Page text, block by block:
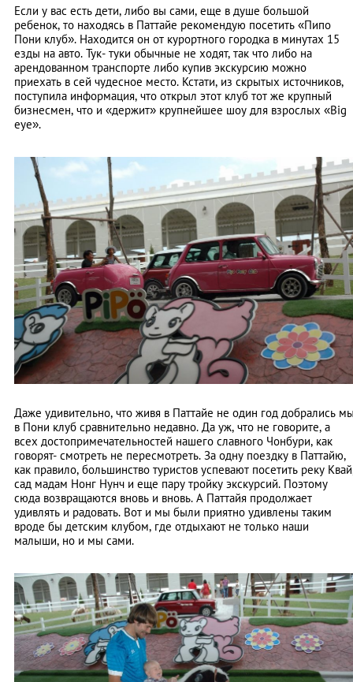
Если у вас есть дети, либо вы сами, еще в душе большой
ребенок, то находясь в Паттайе рекомендую посетить «Пипо
Пони клуб». Находится он от курортного городка в минутах 15
езды на авто. Тук- туки обычные не ходят, так что либо на
арендованном транспорте либо купив экскурсию можно
приехать в сей чудесное место. Кстати, из скрытых источников,
поступила информация, что открыл этот клуб тот же крупный
бизнесмен, что и «держит» крупнейшее шоу для взрослых «Big
eye».
Даже удивительно, что живя в Паттайе не один год добрались
в Пони клуб сравнительно недавно. Да уж, что не говорите, а
всех достопримечательностей нашего славного Чонбури, как
говорят- смотреть не пересмотреть. За одну поездку в Паттайю,
как правило, большинство туристов успевают посетить реку
сад мадам Нонг Нунч и еще пару тройку экскурсий. Поэтому
сюда возвращаются вновь и вновь. А Паттайя продолжает
удивлять и радовать. Вот и мы были приятно удивлены таким
вроде бы детским клубом, где отдыхают не только наши
малыши, но и мы сами.